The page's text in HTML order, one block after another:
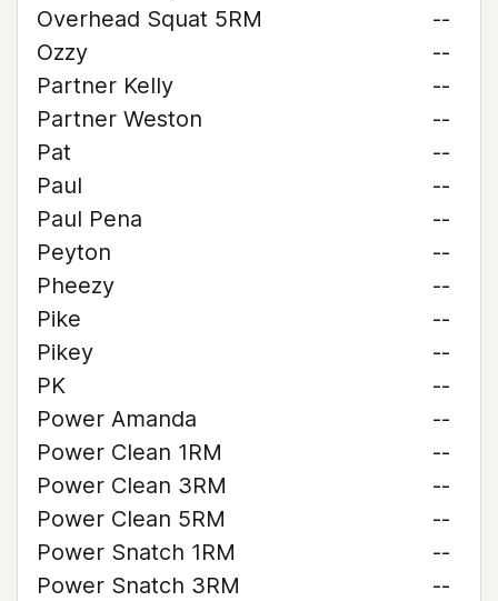
Overhead Squat 5RM
--
Ozzy
--
Partner Kelly
--
Partner Weston
--
Pat
--
Paul
--
Paul Pena
--
Peyton
--
Pheezy
--
Pike
--
Pikey
--
PK
--
Power Amanda
--
Power Clean 1RM
--
Power Clean 3RM
--
Power Clean 5RM
--
Power Snatch 1RM
--
Power Snatch 3RM
--